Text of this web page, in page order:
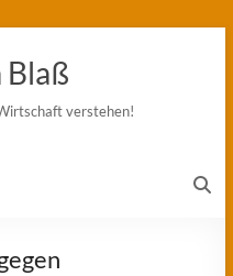
verstehen!